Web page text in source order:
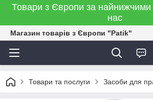
Товари з Європи за найнижчими
нас
Магазин товарів з Європи "Patik"
Товари та послуги Засоби для